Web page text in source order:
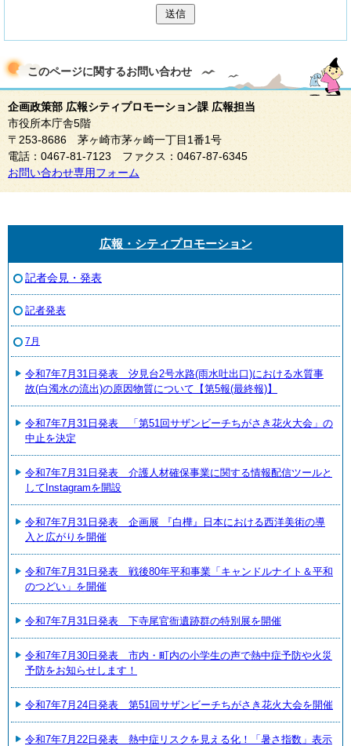
送信
このページに関するお問い合わせ
企画政策部 広報シティプロモーション課 広報担当
市役所本庁舎5階
〒253-8686 茅ヶ崎市茅ヶ崎一丁目1番1号
電話：0467-81-7123 ファクス：0467-87-6345
お問い合わせ専用フォーム
広報・シティプロモーション
記者会見・発表
記者発表
7月
令和7年7月31日発表 汐見台2号水路(雨水吐出口)における水質事
故(白濁水の流出)の原因物質について【第5報(最終報)】
令和7年7月31日発表 「第51回サザンビーチちがさき花火大会」の
中止を決定
令和7年7月31日発表 介護人材確保事業に関する情報配信ツールと
してInstagramを開設
令和7年7月31日発表 企画展 『白樺』日本における西洋美術の導
入と広がりを開催
令和7年7月31日発表 戦後80年平和事業「キャンドルナイト＆平和
のつどい」を開催
令和7年7月31日発表 下寺尾官衙遺跡群の特別展を開催
令和7年7月30日発表 市内・町内の小学生の声で熱中症予防や火災
予防をお知らせします！
令和7年7月24日発表 第51回サザンビーチちがさき花火大会を開催
令和7年7月22日発表 熱中症リスクを見える化！「暑さ指数」表示